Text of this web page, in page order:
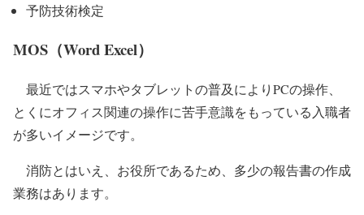
予防技術検定
MOS（Word Excel）
最近ではスマホやタブレットの普及によりPCの操作、
とくにオフィス関連の操作に苦手意識をもっている入職者
が多いイメージです。
消防とはいえ、お役所であるため、多少の報告書の作成
業務はあります。